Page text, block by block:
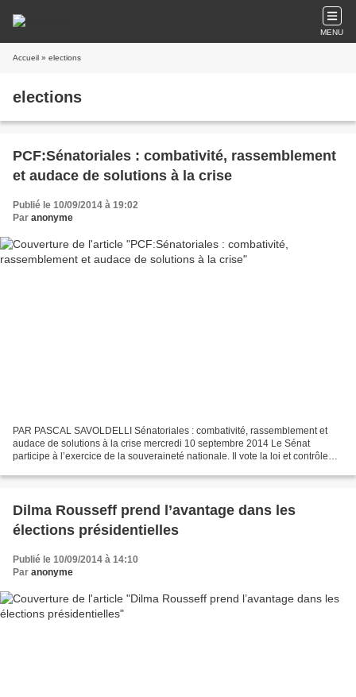
MENU
Accueil » elections
elections
PCF:Sénatoriales : combativité, rassemblement
et audace de solutions à la crise
Publié le 10/09/2014 à 19:02
Par anonyme
PAR PASCAL SAVOLDELLI Sénatoriales : combativité, rassemblement et
audace de solutions à la crise mercredi 10 septembre 2014 Le Sénat
participe à l’exercice de la souveraineté nationale. Il vote la loi et contrôle
Dilma Rousseff prend l’avantage dans les
élections présidentielles
Publié le 10/09/2014 à 14:10
Par anonyme